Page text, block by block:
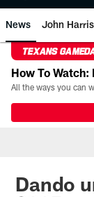
News John Harris
TEXANS
How To Watch:
Dando